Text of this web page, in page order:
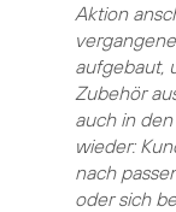
Aktion
aufgebaut,
Zubehör
auch in
wieder:
nach
oder sich